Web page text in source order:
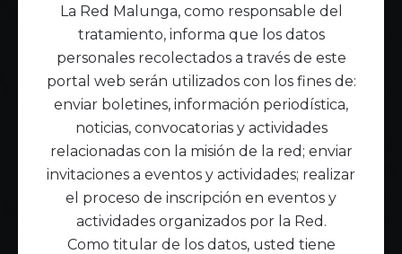
La Red Malunga, como responsable del
tratamiento, informa que los datos
personales recolectados a través de este
portal web serán utilizados con los fines de:
enviar boletines, información periodística,
noticias, convocatorias y actividades
relacionadas con la misión de la red; enviar
invitaciones a eventos y actividades; realizar
el proceso de inscripción en eventos y
actividades organizados por la Red.
Como titular de los datos, usted tiene